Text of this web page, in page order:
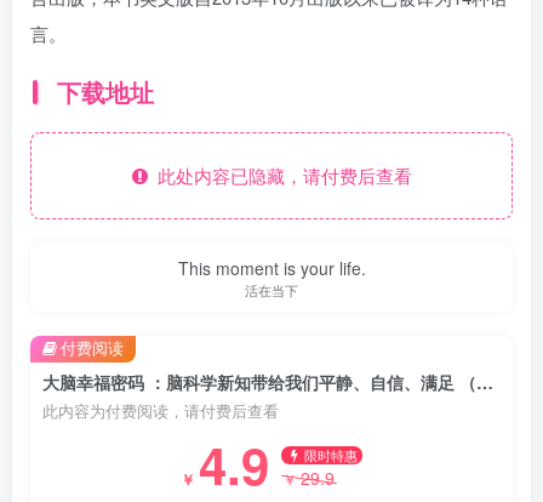
言。
下载地址
此处内容已隐藏，请付费后查看
This moment is your life.
活在当下
大脑幸福密码 ：脑科学新知带给我们平静、自信、满足 （epub+mobi+azw3+pdf）
此内容为付费阅读，请付费后查看
￥ 4.9 限时特惠
￥29.9
付费阅读